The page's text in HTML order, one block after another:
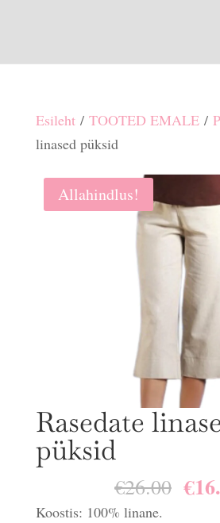
Esileht/ TOOTED EMALE/
linased püksid
Allahindlus!
Rasedate
püksid
€26.00 €
Koostis: 100% linane.